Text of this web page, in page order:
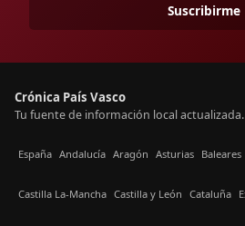
Suscribirme
Crónica País Vasco
Tu fuente de información local actualizada.
España Andalucía Aragón Asturias Baleares
Castilla La-Mancha Castilla y León Cataluña